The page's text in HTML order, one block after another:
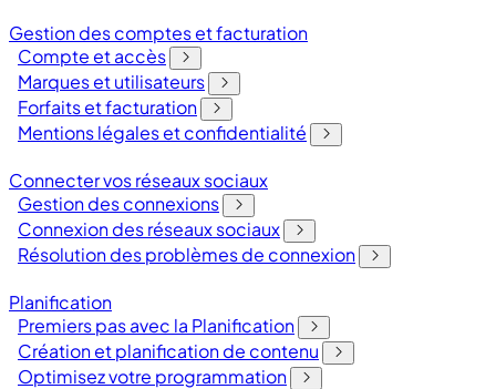
Gestion des comptes et facturation
Compte et accès
Marques et utilisateurs
Forfaits et facturation
Mentions légales et confidentialité
Connecter vos réseaux sociaux
Gestion des connexions
Connexion des réseaux sociaux
Résolution des problèmes de connexion
Planification
Premiers pas avec la Planification
Création et planification de contenu
Optimisez votre programmation